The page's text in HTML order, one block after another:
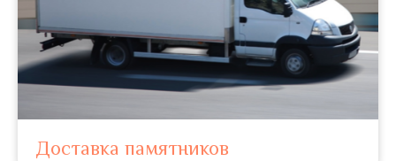
Доставка памятников